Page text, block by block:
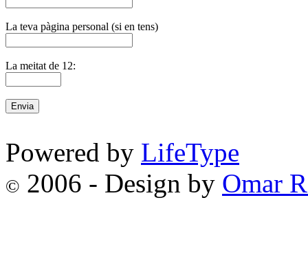
La teva pàgina personal (si en tens)
La meitat de 12:
Powered by LifeType
© 2006 - Design by Omar